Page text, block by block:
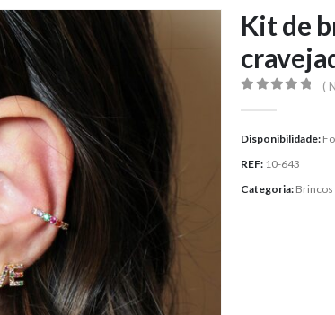
Kit de
(
Disponibilidade:
REF: 10-643
Categoria: Brincos